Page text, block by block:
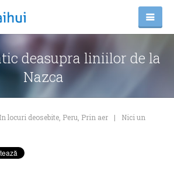
deasupra liniilor de la
Nazca
In locuri deosebite Peru Prin aer
Nici un